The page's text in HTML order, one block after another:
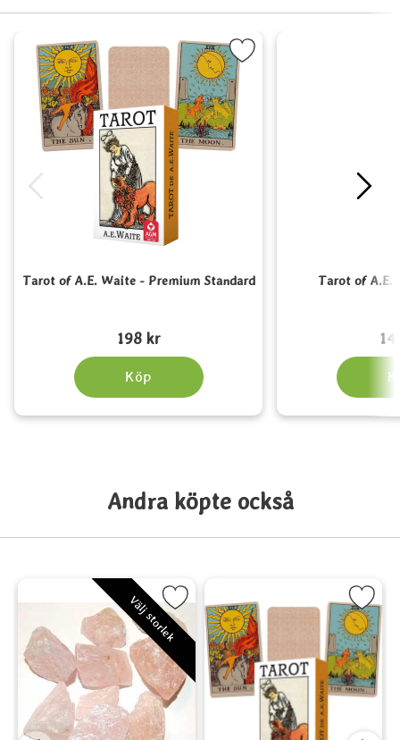
Tarot of A.E. Waite - Premium Standard
198 kr
Köp
Markera tarot of A.E. Waite - Premium Standard som
Tarot of A.E.
Andra köpte också
Lotus som favorit Välj storlek
Markera Rosenkvarts, Rå bit, Medium som favorit
Markera Tarot of A.E. Waite -